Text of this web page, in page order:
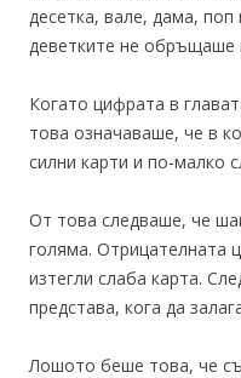
десетка, вале, дама,
деветките не обръщаше
Когато цифрата в
това означаваше, че в
силни карти и по-малко
От това следваше, че
голяма. Отрицателната
изтегли слаба карта.
представа, кога да
Лошото беше това, че